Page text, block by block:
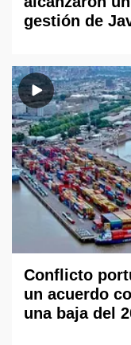
gestión de
Conflicto
un acuerdo
una baja del